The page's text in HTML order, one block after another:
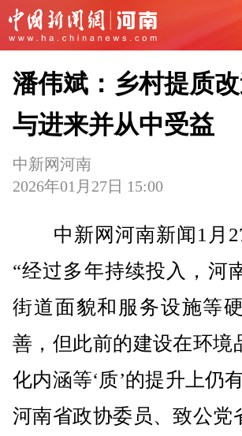
潘伟斌：乡村提质
与进来并从中受益
中新网河南
2026年01月27日 15:00
中新网河南新闻1月
“经过多年持续投入，河
街道面貌和服务设施等
善，但此前的建设在环境
化内涵等‘质’的提升上仍
河南省政协委员、致公党